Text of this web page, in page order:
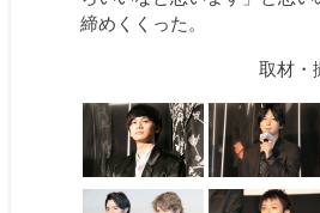
締めくくった。
取材・